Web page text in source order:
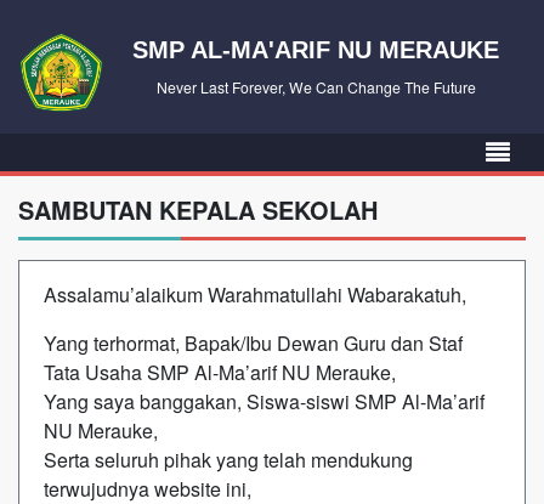
SMP AL-MA'ARIF NU MERAUKE
Never Last Forever, We Can Change The Future
SAMBUTAN KEPALA SEKOLAH
Assalamu’alaikum Warahmatullahi Wabarakatuh,
Yang terhormat, Bapak/Ibu Dewan Guru dan Staf
Tata Usaha SMP Al-Ma’arif NU Merauke,
Yang saya banggakan, Siswa-siswi SMP Al-Ma’arif
NU Merauke,
Serta seluruh pihak yang telah mendukung
terwujudnya website ini,